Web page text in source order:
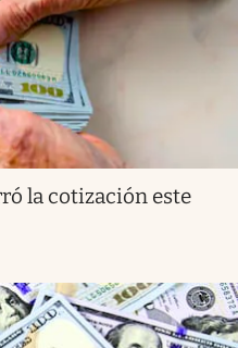
la cotización este